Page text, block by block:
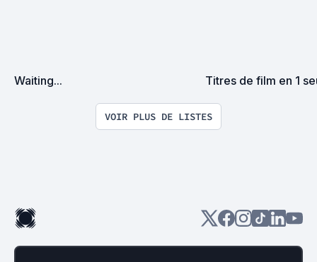
Waiting... Titres de film en 1
VOIR PLUS DE LISTES